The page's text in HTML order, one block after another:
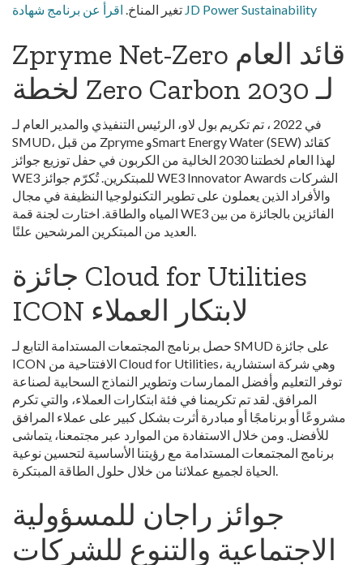
تغير المناخ. اقرأ عن برنامج شهادة JD Power Sustainability
Zpryme Net-Zero قائد العام
لخطة Zero Carbon لـ 2030
في 2022 ، تم تكريم بول لاو، الرئيس التنفيذي والمدير العام لـ
SMUD، من قبل Zpryme وSmart Energy Water (SEW) كقائد
لهذا العام لخطتنا 2030 الخالية من الكربون في حفل توزيع جوائز
WE3 للمبتكرين. تُكرّم جوائز WE3 Innovator Awards الشركات
والأفراد الذين يعملون على تطوير التكنولوجيا النظيفة في مجال
المياه والطاقة. اختارت لجنة قمة WE3 الفائزين بالجائزة من بين
العديد من المبتكرين المرشحين علنًا.
جائزة Cloud for Utilities
ICON لابتكار العملاء
حصل برنامج المجتمعات المستدامة التابع لـ SMUD على جائزة
ICON الافتتاحية من Cloud for Utilities، وهي شركة استشارية
توفر التعليم وأفضل الممارسات وتطوير النماذج السحابية لصناعة
المرافق. لقد تم تكريمنا في فئة ابتكارات العملاء، والتي تكرم
مشروعًا أو برنامجًا أو مبادرة أثرت بشكل كبير على عملاء المرافق
للأفضل. ومن خلال الاستفادة من الموارد عبر مجتمعنا، يتماشى
برنامج المجتمعات المستدامة مع رؤيتنا الأساسية لتحسين نوعية
الحياة لجميع عملائنا من خلال حلول الطاقة المبتكرة.
جوائز راجان للمسؤولية
الاجتماعية والتنوع للشركات